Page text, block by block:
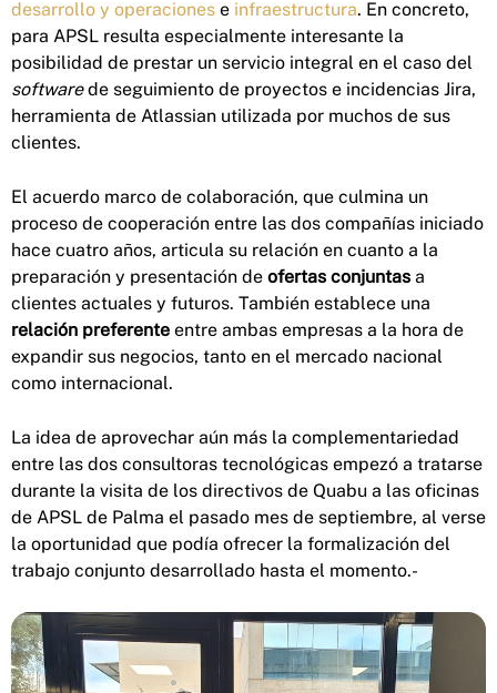
desarrollo y operaciones e infraestructura. En concreto,
para APSL resulta especialmente interesante la
posibilidad de prestar un servicio integral en el caso del
softwarede seguimiento de proyectos e incidencias Jira,
herramienta de Atlassian utilizada por muchos de sus
clientes.
El acuerdo marco de colaboración, que culmina un
proceso de cooperación entre las dos compañías iniciado
hace cuatro años, articula su relación en cuanto a la
preparación y presentación de ofertas conjuntas a
clientes actuales y futuros. También establece una
relación preferente entre ambas empresas a la hora de
expandir sus negocios, tanto en el mercado nacional
como internacional.
La idea de aprovechar aún más la complementariedad
entre las dos consultoras tecnológicas empezó a tratarse
durante la visita de los directivos de Quabu a las oficinas
de APSL de Palma el pasado mes de septiembre, al verse
la oportunidad que podía ofrecer la formalización del
trabajo conjunto desarrollado hasta el momento.-